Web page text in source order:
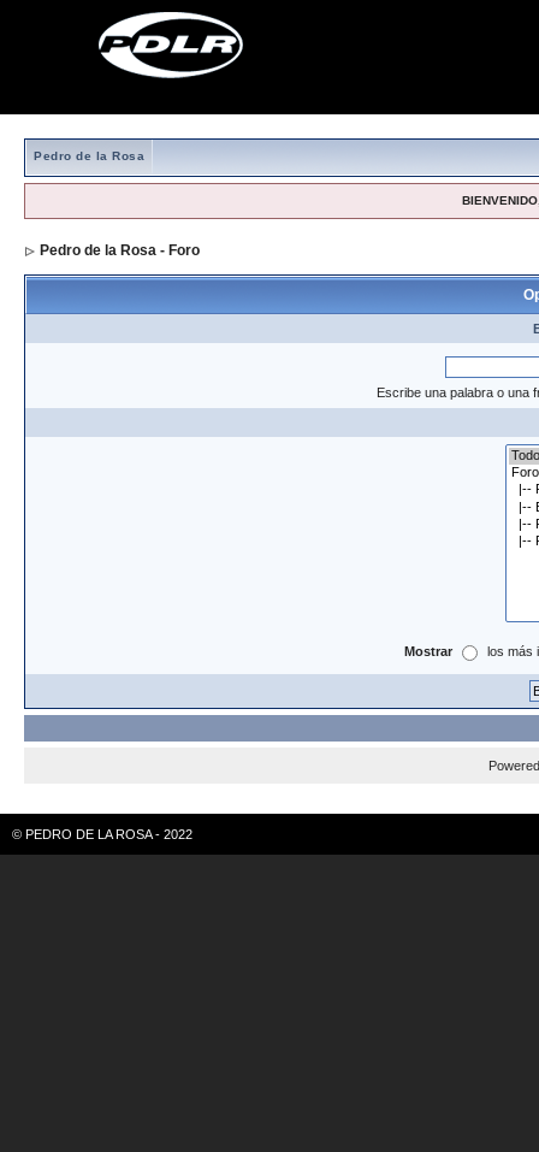
Pedro de la Rosa
Pedro de la Rosa - Foro
Escribe una palabra o una
Mostrar los más
© PEDRO DE LA ROSA - 2022